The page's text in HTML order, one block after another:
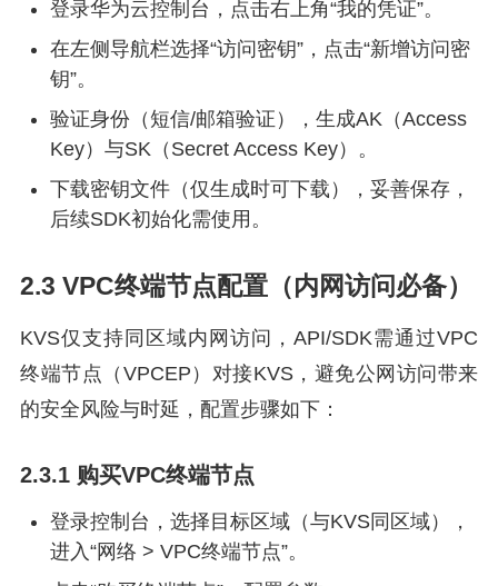
登录华为云控制台，点击右上角“我的凭证”。
在左侧导航栏选择“访问密钥”，点击“新增访问密
钥”。
验证身份（短信/邮箱验证），生成AK（Access
Key）与SK（Secret Access Key）。
下载密钥文件（仅生成时可下载），妥善保存，
后续SDK初始化需使用。
2.3 VPC终端节点配置（内网访问必备）
KVS仅支持同区域内网访问，API/SDK需通过VPC
终端节点（VPCEP）对接KVS，避免公网访问带来
的安全风险与时延，配置步骤如下：
2.3.1 购买VPC终端节点
登录控制台，选择目标区域（与KVS同区域），
进入“网络 > VPC终端节点”。